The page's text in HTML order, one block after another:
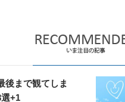
後まで観てしま
+1